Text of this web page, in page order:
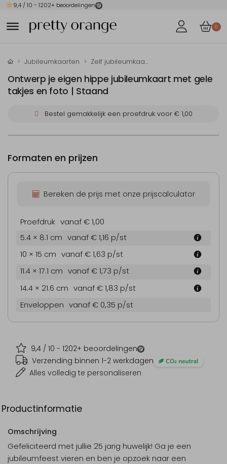
9,4 / 10 - 1202+ beoordelingen
0
Jubileumkaarten Zelf jubileumkaarten maken
Ontwerp je eigen hippe jubileumkaart met gele
takjes en foto | Staand
Bestel gemakkelijk een proefdruk voor € 1,00
9,4 / 10 - 1202+ beoordelingen
Verzending binnen 1-2 werkdagen
Alles volledig te personaliseren
Formaten en prijzen
Bereken de prijs met onze prijscalculator
Proefdruk vanaf € 1,00
5.4 × 8.1 cm vanaf € 1,16 p/st
10 × 15 cm vanaf € 1,63 p/st
11.4 × 17.1 cm vanaf € 1,73 p/st
14.4 × 21.6 cm vanaf € 1,83 p/st
Enveloppen vanaf € 0,35 p/st
Productinformatie
Omschrijving
Gefeliciteerd met jullie 25 jarig huwelijk! Ga je een
jubileumfeest vieren en ben je opzoek naar een